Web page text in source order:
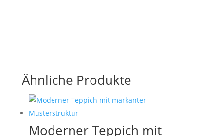
Ähnliche Produkte
Moderner Teppich mit